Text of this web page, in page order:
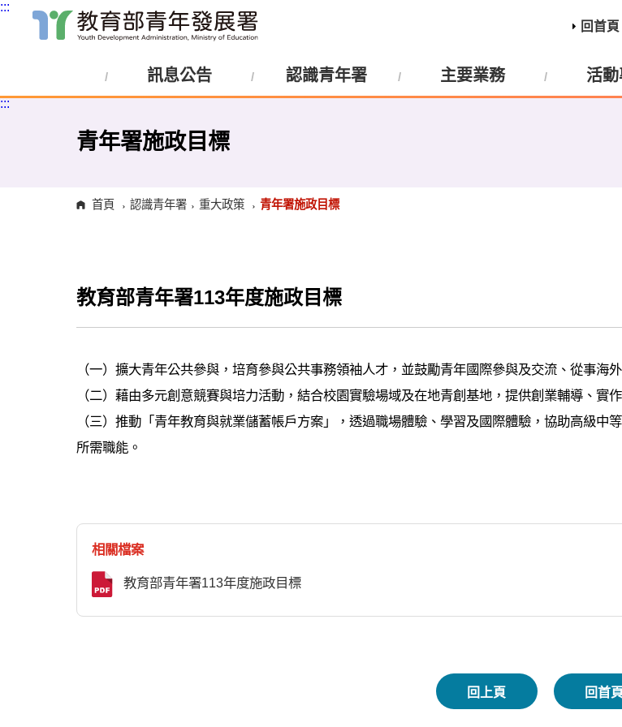
容
:::
回首頁
訊息公告 認識青年署 主要業務 活
:::
青年署施政目標
首頁 認識青年署 重大政策 青年署施政目標
教育部青年署113年度施政目標
（一）擴大青年公共參與，培育參與公共事務領袖人才，並鼓勵青年國際參與及交流、從事海
（二）藉由多元創意競賽與培力活動，結合校園實驗場域及在地青創基地，提供創業輔導、實
（三）推動「青年教育與就業儲蓄帳戶方案」，透過職場體驗、學習及國際體驗，協助高級
所需職能。
相關檔案
教育部青年署113年度施政目標
回上頁 回首頁